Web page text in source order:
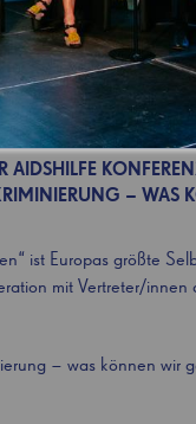
AIDSHILFE
– WAS
ist Europas größte
mit Vertreter/innen
– was können wir